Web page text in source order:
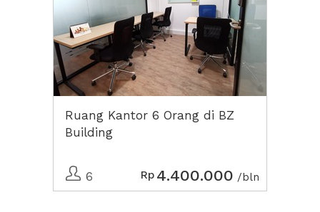
Ruang Kantor 6 Orang di BZ
Building
6 Rp 4.400.000 /bln